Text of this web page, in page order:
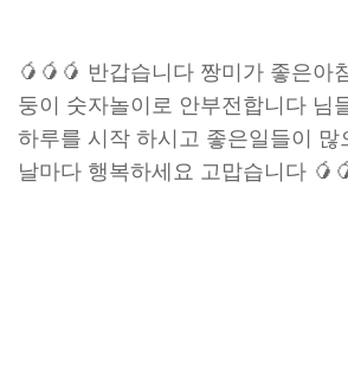
🥭🥭🥭 반갑습니다 짱미가 좋은아
둥이 숫자놀이로 안부전합니다 님
하루를 시작 하시고 좋은일들이 많
날마다 행복하세요 고맙습니다